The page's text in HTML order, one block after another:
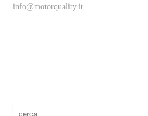
info@motorquality.it